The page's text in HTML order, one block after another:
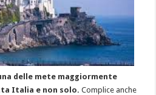
delle mete maggiormente
Italia e non solo. Complice anche